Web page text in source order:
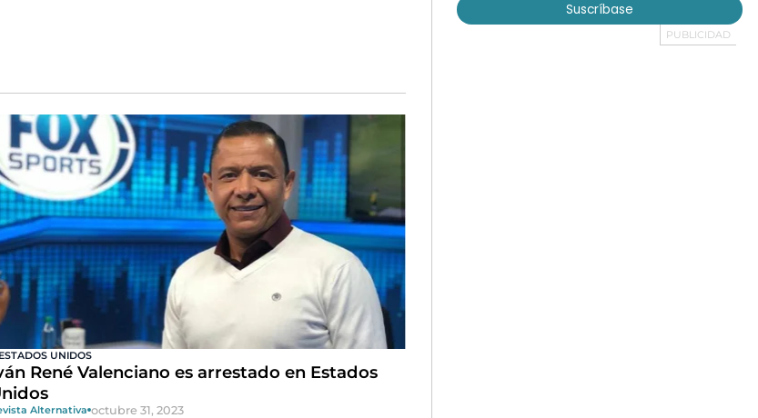
UNIDOS
René Valenciano es arrestado en Estados
Alternativa octubre 31, 2023
Suscríbase